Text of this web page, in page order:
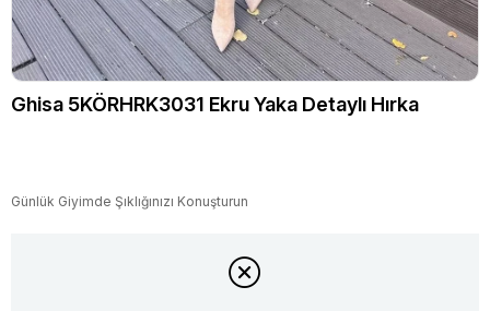
Ghisa 5KÖRHRK3031 Ekru Yaka Detaylı Hırka
Günlük Giyimde Şıklığınızı Konuşturun